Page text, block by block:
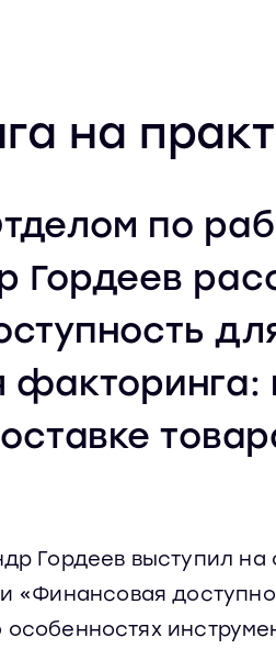
на
по
Гордеев
Гордеев выступил на
«Финансовая
особенностях